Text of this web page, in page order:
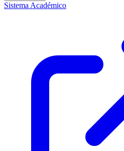
Sistema Académico